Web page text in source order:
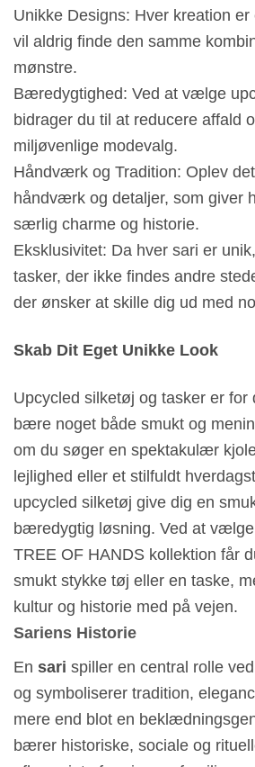
Unikke Designs: Hver kreation
vil aldrig finde den samme
mønstre.
Bæredygtighed: Ved at vælge
bidrager du til at reducere affald
miljøvenlige modevalg.
Håndværk og Tradition: Oplev
håndværk og detaljer, som giver
særlig charme og historie.
Eksklusivitet: Da hver sari er
tasker, der ikke findes andre
der ønsker at skille dig ud med
Skab Dit Eget Unikke Look
Upcycled silketøj og tasker er for
bære noget både smukt og
om du søger en spektakulær
lejlighed eller et stilfuldt
upcycled silketøj give dig en
bæredygtig løsning. Ved at
TREE OF HANDS kollektion får
smukt stykke tøj eller en taske,
kultur og historie med på vejen.
Sariens Historie
En sari spiller en central rolle
og symboliserer tradition,
mere end blot en
bærer historiske, sociale og